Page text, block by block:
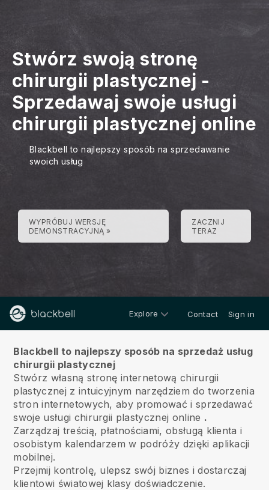
Stwórz swoją stronę
chirurgii plastycznej -
Sprzedawaj swoje usługi
chirurgii plastycznej online
Blackbell to najlepszy sposób na sprzedawanie
swoich usług
WYPRÓBUJ WERSJĘ
DEMONSTRACYJNĄ »
ZACZNIJ
TERAZ
Explore Contact Sign in
Blackbell to najlepszy sposób na sprzedaż usług
chirurgii plastycznej
Stwórz własną stronę internetową chirurgii
plastycznej z intuicyjnym narzędziem do tworzenia
stron internetowych, aby promować i sprzedawać
swoje usługi chirurgii plastycznej online .
Zarządzaj treścią, płatnościami, obsługą klienta i
osobistym kalendarzem w podróży dzięki aplikacji
mobilnej.
Przejmij kontrolę, ulepsz swój biznes i dostarczaj
klientowi światowej klasy doświadczenie.